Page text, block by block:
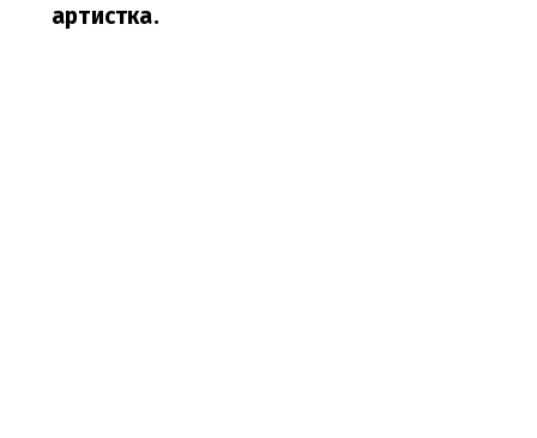
артистка.